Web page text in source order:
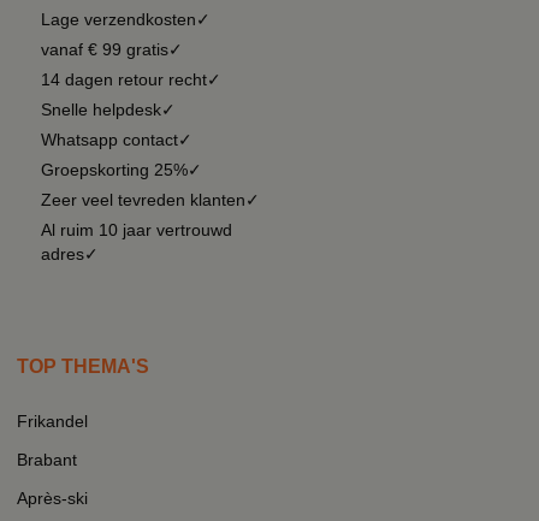
Lage verzendkosten✓
vanaf € 99 gratis✓
14 dagen retour recht✓
Snelle helpdesk✓
Whatsapp contact✓
Groepskorting 25%✓
Zeer veel tevreden klanten✓
Al ruim 10 jaar vertrouwd
adres✓
TOP THEMA'S
Frikandel
Brabant
Après-ski